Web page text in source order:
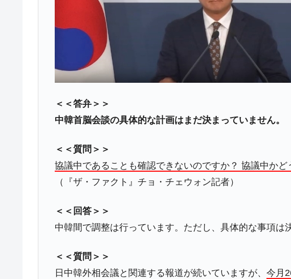
韓国半導体『SKハイニックス』2026年2Qの業績「史上
『Money1』 韓国･加徳島新国際空港「またも暗礁」の危機 ⇒ 10.7兆
【速報】韓国株式市場の暴落・本日07月29日(水)もサイ
『Money1』 IT産業は人を雇用する効果は低い。全産業の半分未満し
『Money1』
Fact1 日本の誇る海洋資源調査船『白嶺』は先進技術の塊！
Fact1 今話題の「楽天ライオンズ」とは？
Fact1 奇跡の毛色「白毛馬」とは？
Fact1 平成仮面ライダーの意外すぎるモチーフとは？
Fact1 発表から2日で大崩壊、鳴かず飛ばずに終わりそうなスーパー
＜＜答弁＞＞
中韓首脳会談の具体的な計画はまだ決まっていません。
＜＜質問＞＞
協議中であることも確認できないのですか？ 協議中かど
（『ザ・ファクト』チョ・チェウォン記者）
＜＜回答＞＞
中韓間で調整は行っています。ただし、具体的な事項は
＜＜質問＞＞
日中韓外相会議と関連する報道が続いていますが、今月